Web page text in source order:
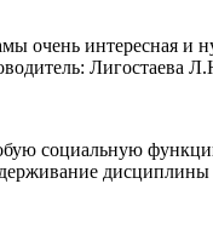
очень интересная и
Лигостаева
социальную